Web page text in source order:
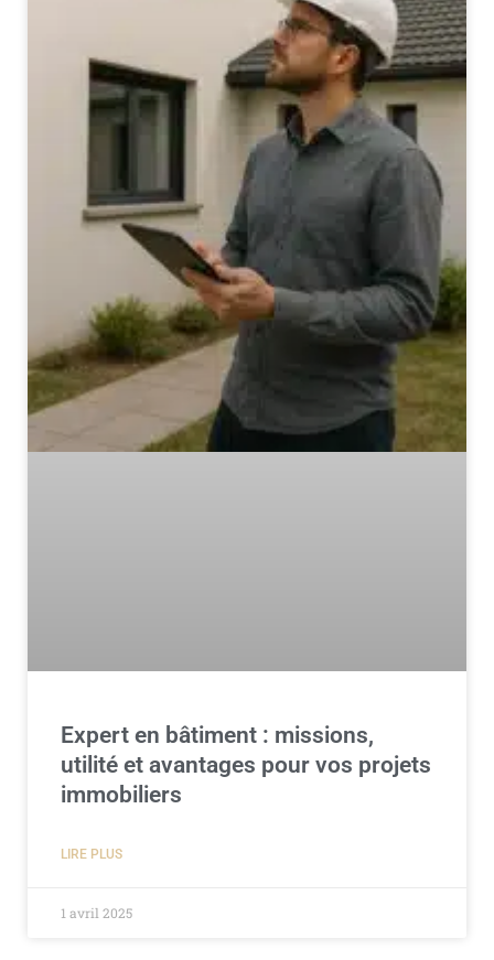
Expert en bâtiment : missions,
utilité et avantages pour vos projets
immobiliers
LIRE PLUS
1 avril 2025